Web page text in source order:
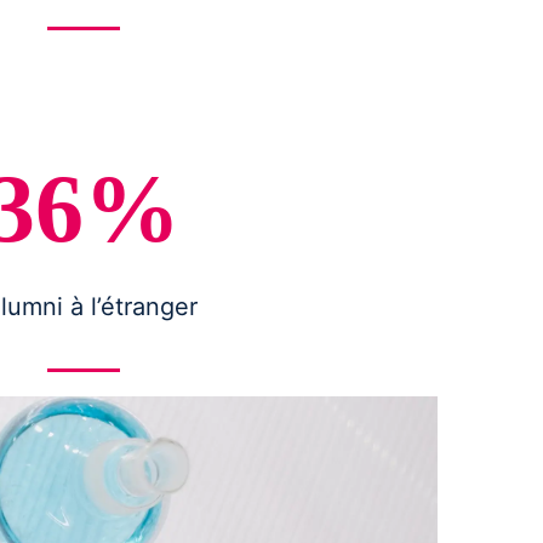
à l’étranger